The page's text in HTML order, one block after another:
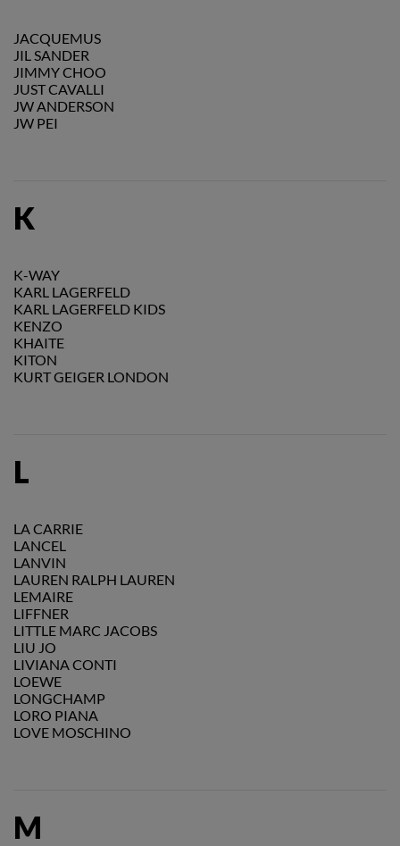
JACQUEMUS
JIL SANDER
JIMMY CHOO
JUST CAVALLI
JW ANDERSON
JW PEI
K
K-WAY
KARL LAGERFELD
KARL LAGERFELD KIDS
KENZO
KHAITE
KITON
KURT GEIGER LONDON
L
LA CARRIE
LANCEL
LANVIN
LAUREN RALPH LAUREN
LEMAIRE
LIFFNER
LITTLE MARC JACOBS
LIU JO
LIVIANA CONTI
LOEWE
LONGCHAMP
LORO PIANA
LOVE MOSCHINO
M